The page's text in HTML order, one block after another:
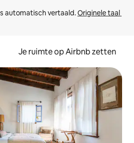
automatisch vertaald. Originele taal
Je ruimte op Airbnb zetten